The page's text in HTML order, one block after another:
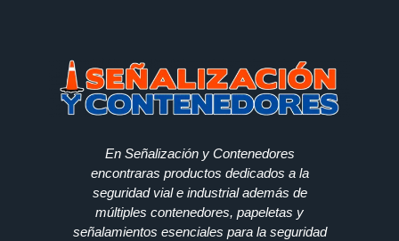
En Señalización y Contenedores
encontraras productos dedicados a la
seguridad vial e industrial además de
múltiples contenedores, papeletas y
señalamientos esenciales para la seguridad